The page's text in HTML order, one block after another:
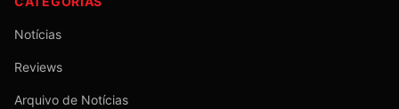
Notícias
Reviews
Arquivo de Notícias